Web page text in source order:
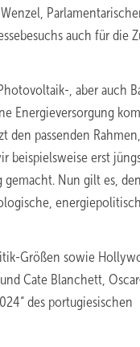
auch für die
, aber auch
Energieversorgung
passenden Rahmen,
beispielsweise erst
Nun gilt es,
Größen sowie
Cate Blanchett,
des portugiesischen